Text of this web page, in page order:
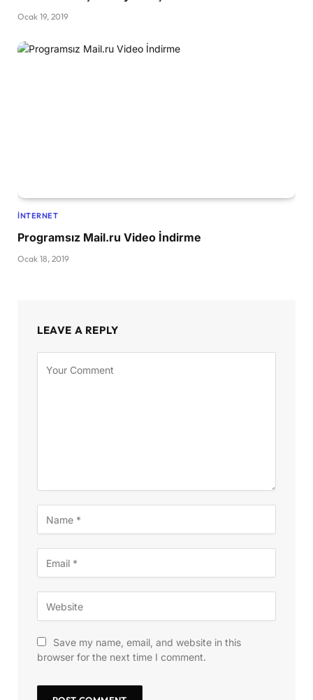
Ocak 19, 2019
İNTERNET
Programsız Mail.ru Video İndirme
Ocak 18, 2019
LEAVE A REPLY
Save my name, email, and website in this
browser for the next time I comment.